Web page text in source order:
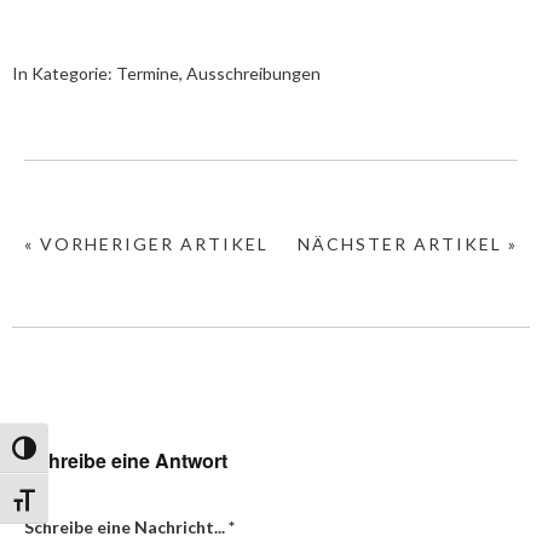
Umschalten auf hohe Kontraste
Schrift vergrößern
In Kategorie: Termine, Ausschreibungen
NÄCHSTER ARTIKEL »
« VORHERIGER ARTIKEL
Schreibe eine Antwort
Schreibe eine Nachricht...*